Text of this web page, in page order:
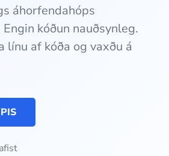
áhorfendahóps
Engin kóðun nauðsynleg.
línu af kóða og vaxðu á